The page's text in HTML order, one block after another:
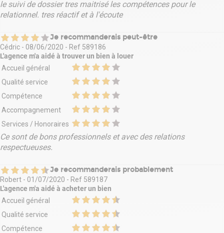
Dépot de garantie : 3 mois de loyer HT HC
le suivi de dossier tres maitrisé les compétences pour le
relationnel. tres réactif et à l'écoute
Je recommanderais peut-être
Cédric - 08/06/2020 - Ref 589186
L'agence m'a aidé à trouver un bien à louer
Accueil général
Qualité service
Compétence
Accompagnement
Services / Honoraires
Ce sont de bons professionnels et avec des relations
respectueuses.
Je recommanderais probablement
Robert - 01/07/2020 - Ref 589187
L'agence m'a aidé à acheter un bien
Accueil général
Qualité service
Compétence